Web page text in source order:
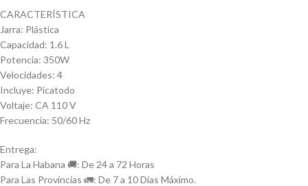
CARACTERÍSTICA
Jarra: Plástica
Capacidad: 1.6 L
Potencia: 350W
Velocidades: 4
Incluye: Picatodo
Voltaje: CA 110 V
Frecuencia: 50/60 Hz
Entrega:
Para La Habana 🚚: De 24 a 72 Horas
Para Las Provincias 🚛: De 7 a 10 Días Máximo.